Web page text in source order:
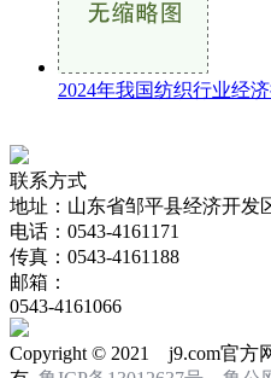
2024年我国纺织行业经
联系方式
地址：山东省邹平县经济开发
电话：0543-4161171
传真：0543-4161188
邮箱：
0543-4161066
Copyright © 2021 j9.com官